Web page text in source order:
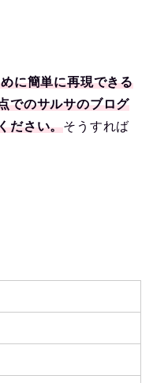
に簡単に再現できる
でのサルサのブログ
ださい。そうすれば